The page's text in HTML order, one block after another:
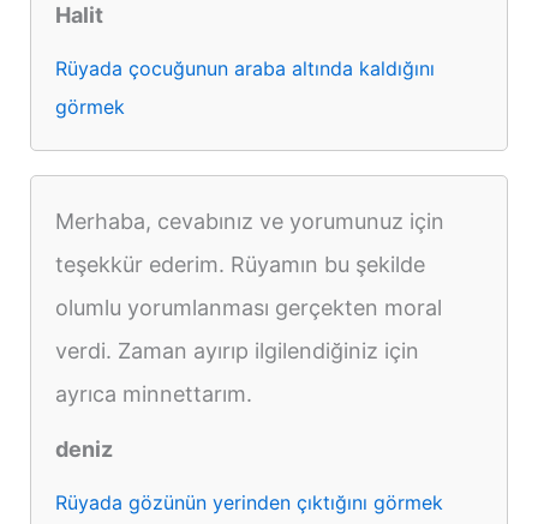
Halit
Rüyada çocuğunun araba altında kaldığını
görmek
Merhaba, cevabınız ve yorumunuz için
teşekkür ederim. Rüyamın bu şekilde
olumlu yorumlanması gerçekten moral
verdi. Zaman ayırıp ilgilendiğiniz için
ayrıca minnettarım.
deniz
Rüyada gözünün yerinden çıktığını görmek